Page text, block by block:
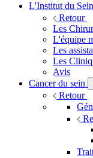
L'Institut du
Retour
Les
L'équipe
Les
Les
Avis
Cancer du sein
Retour